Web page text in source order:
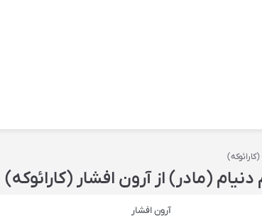
(مادر) از آرون افشار (کارائوکه)
آرون افشار